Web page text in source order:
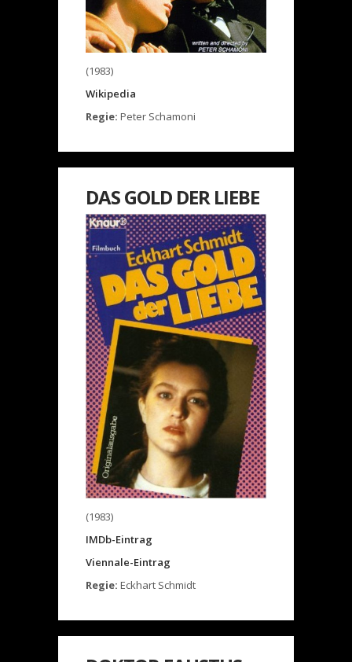
(1983)
Wikipedia
Regie: Peter Schamoni
DAS GOLD DER LIEBE
(1983)
IMDb-Eintrag
Viennale-Eintrag
Regie: Eckhart Schmidt